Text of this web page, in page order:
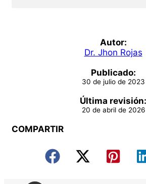
Autor:
Dr. Jhon Rojas
Publicado:
30 de julio de 2023
Última revisión:
20 de abril de 2026
COMPARTIR